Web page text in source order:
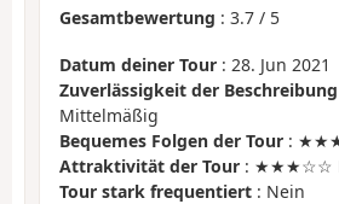
Gesamtbewertung : 3.7 / 5
Datum deiner Tour : 28. Jun 2021
Zuverlässigkeit der Beschreibung
Mittelmäßig
Bequemes Folgen der Tour :
Attraktivität der Tour : ★★★☆☆
Tour stark frequentiert : Nein